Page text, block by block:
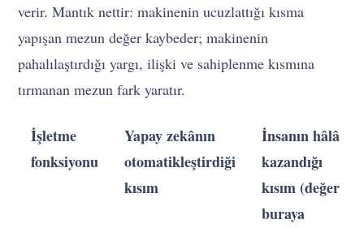
verir. Mantık nettir: makinenin ucuzlattığı kısma
yapışan mezun değer kaybeder; makinenin
pahalılaştırdığı yargı, ilişki ve sahiplenme kısmına
tırmanan mezun fark yaratır.
İşletme
fonksiyonu
Yapay zekânın
otomatikleştirdiği
kısım
İnsanın hâlâ
kazandığı
kısım (değer
buraya